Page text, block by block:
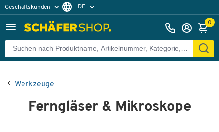
Geschäftskunden DE
0
Werkzeuge
Ferngläser & Mikroskope